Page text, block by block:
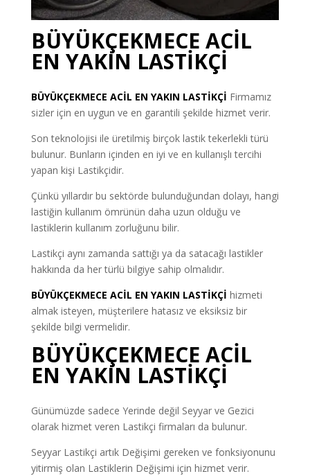
BÜYÜKÇEKMECE ACİL
EN YAKIN LASTİKÇİ
BÜYÜKÇEKMECE ACİL EN YAKIN LASTİKÇİ Firmamız
sizler için en uygun ve en garantili şekilde hizmet verir.
Son teknolojisi ile üretilmiş birçok lastik tekerlekli türü
bulunur. Bunların içinden en iyi ve en kullanışlı tercihi
yapan kişi Lastikçidir.
Çünkü yıllardır bu sektörde bulunduğundan dolayı, hangi
lastiğin kullanım ömrünün daha uzun olduğu ve
lastiklerin kullanım zorluğunu bilir.
Lastikçi aynı zamanda sattığı ya da satacağı lastikler
hakkında da her türlü bilgiye sahip olmalıdır.
BÜYÜKÇEKMECE ACİL EN YAKIN LASTİKÇİ hizmeti
almak isteyen, müşterilere hatasız ve eksiksiz bir
şekilde bilgi vermelidir.
BÜYÜKÇEKMECE ACİL
EN YAKIN LASTİKÇİ
Günümüzde sadece Yerinde değil Seyyar ve Gezici
olarak hizmet veren Lastikçi firmaları da bulunur.
Seyyar Lastikçi artık Değişimi gereken ve fonksiyonunu
yitirmiş olan Lastiklerin Değişimi için hizmet verir.